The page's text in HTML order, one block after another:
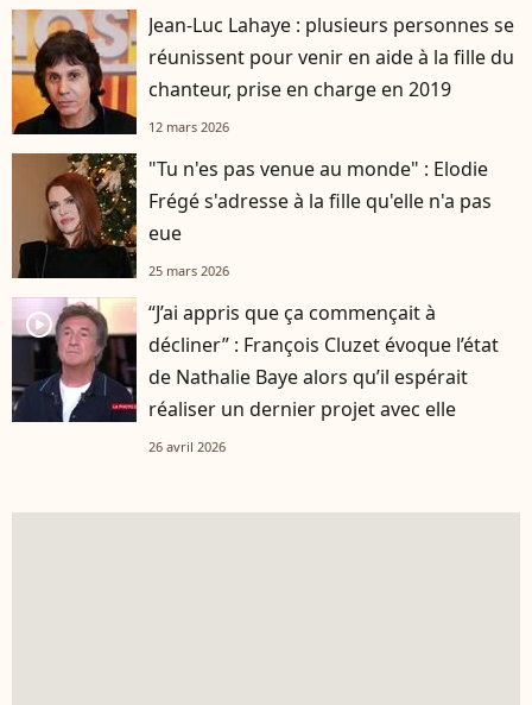
Jean-Luc Lahaye : plusieurs personnes se
réunissent pour venir en aide à la fille du
chanteur, prise en charge en 2019
12 mars 2026
"Tu n'es pas venue au monde" : Elodie
Frégé s'adresse à la fille qu'elle n'a pas
eue
25 mars 2026
player2
“J’ai appris que ça commençait à
décliner” : François Cluzet évoque l’état
de Nathalie Baye alors qu’il espérait
réaliser un dernier projet avec elle
26 avril 2026